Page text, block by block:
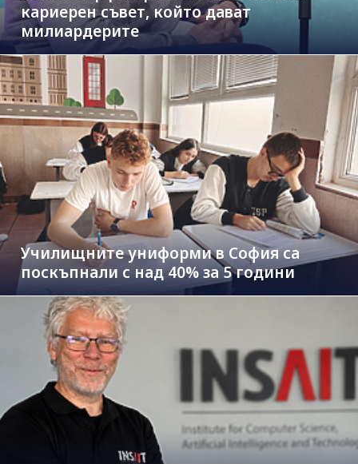
кариерен съвет, който дават
милиардерите
Училищните униформи в София са
поскъпнали с над 40% за 5 години